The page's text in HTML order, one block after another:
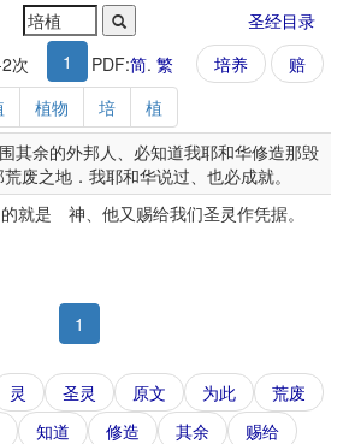
圣经目录
2次 1 PDF:简. 繁 培养
赔
植物 培
植
其余的外邦人、必知道我耶和华修造那毁
荒废之地．我耶和华说过、也必成就。
就是 神、他又赐给我们圣灵作凭据。
1
灵 圣灵 原文 为此
荒废
知道 修造 其余
赐给